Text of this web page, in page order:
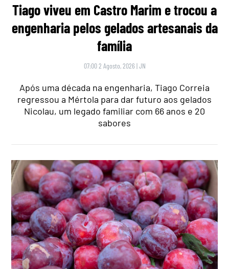
Tiago viveu em Castro Marim e trocou a
engenharia pelos gelados artesanais da
família
07:00 2 Agosto, 2026 |JN
Após uma década na engenharia, Tiago Correia
regressou a Mértola para dar futuro aos gelados
Nicolau, um legado familiar com 66 anos e 20
sabores